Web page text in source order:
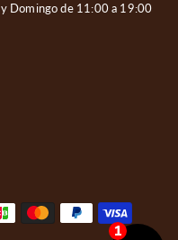
Domingo de 11:00 a 19:00